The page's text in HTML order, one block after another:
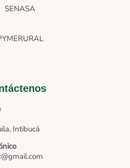
SENASA
Intibucá